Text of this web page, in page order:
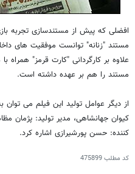
افضلی که پیش از مستندسازی تجربه
مستند "زنانه" توانست موفقیت های
علاوه بر کارگردانی "کارت قرمز" همراه
مستند را هم بر عهده داشته است.
از دیگر عوامل تولید این فیلم می توان
کیوان جهانشاهی، مدیر تولید: پژمان
کننده: حسن پورشیرازی اشاره کرد.
کد مطلب475899